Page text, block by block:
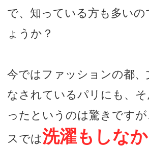
で、知っている方も多いの
ょうか？
今ではファッションの都、
なされているパリにも、
ったというのは驚きです
スでは洗濯もしな